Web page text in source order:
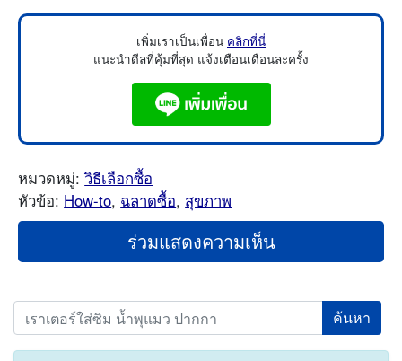
เพิ่มเราเป็นเพื่อน คลิกที่นี่
แนะนำดีลที่คุ้มที่สุด แจ้งเตือนเดือนละครั้ง
หมวดหมู่:วิธีเลือกซื้อ
หัวข้อ: How-to, ฉลาดซื้อ, สุขภาพ
ร่วมแสดงความเห็น
Search